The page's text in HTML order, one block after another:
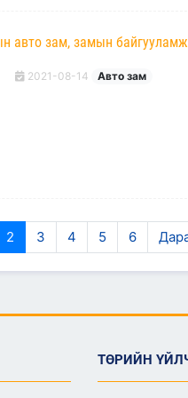
авто зам, замын
2021-08-14 Авто зам
2 3 4 5 6
ТӨРИЙН